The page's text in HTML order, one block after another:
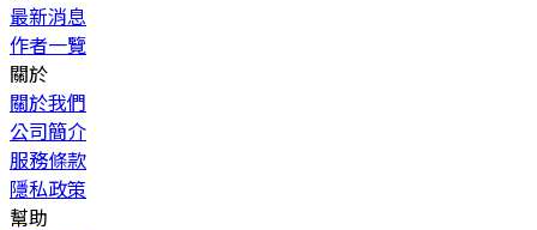
最新消息
作者一覽
關於
關於我們
公司簡介
服務條款
隱私政策
幫助